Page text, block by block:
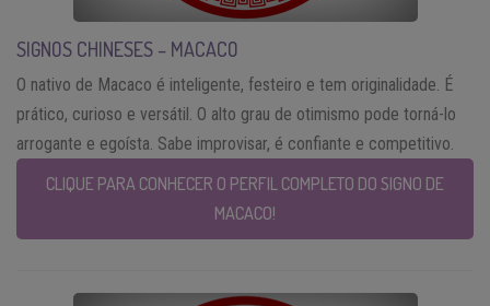
SIGNOS CHINESES – MACACO
O nativo de Macaco é inteligente, festeiro e tem originalidade. É
prático, curioso e versátil. O alto grau de otimismo pode torná-lo
arrogante e egoísta. Sabe improvisar, é confiante e competitivo.
CLIQUE PARA CONHECER O PERFIL COMPLETO DO SIGNO DE
MACACO!